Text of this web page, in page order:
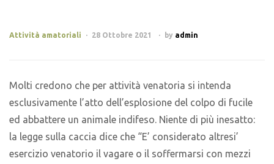
Attività amatoriali 28 Ottobre 2021 by admin
Molti credono che per attività venatoria si intenda
esclusivamente l’atto dell’esplosione del colpo di fucile
ed abbattere un animale indifeso. Niente di più inesatto:
la legge sulla caccia dice che “E’ considerato altresi’
esercizio venatorio il vagare o il soffermarsi con mezzi